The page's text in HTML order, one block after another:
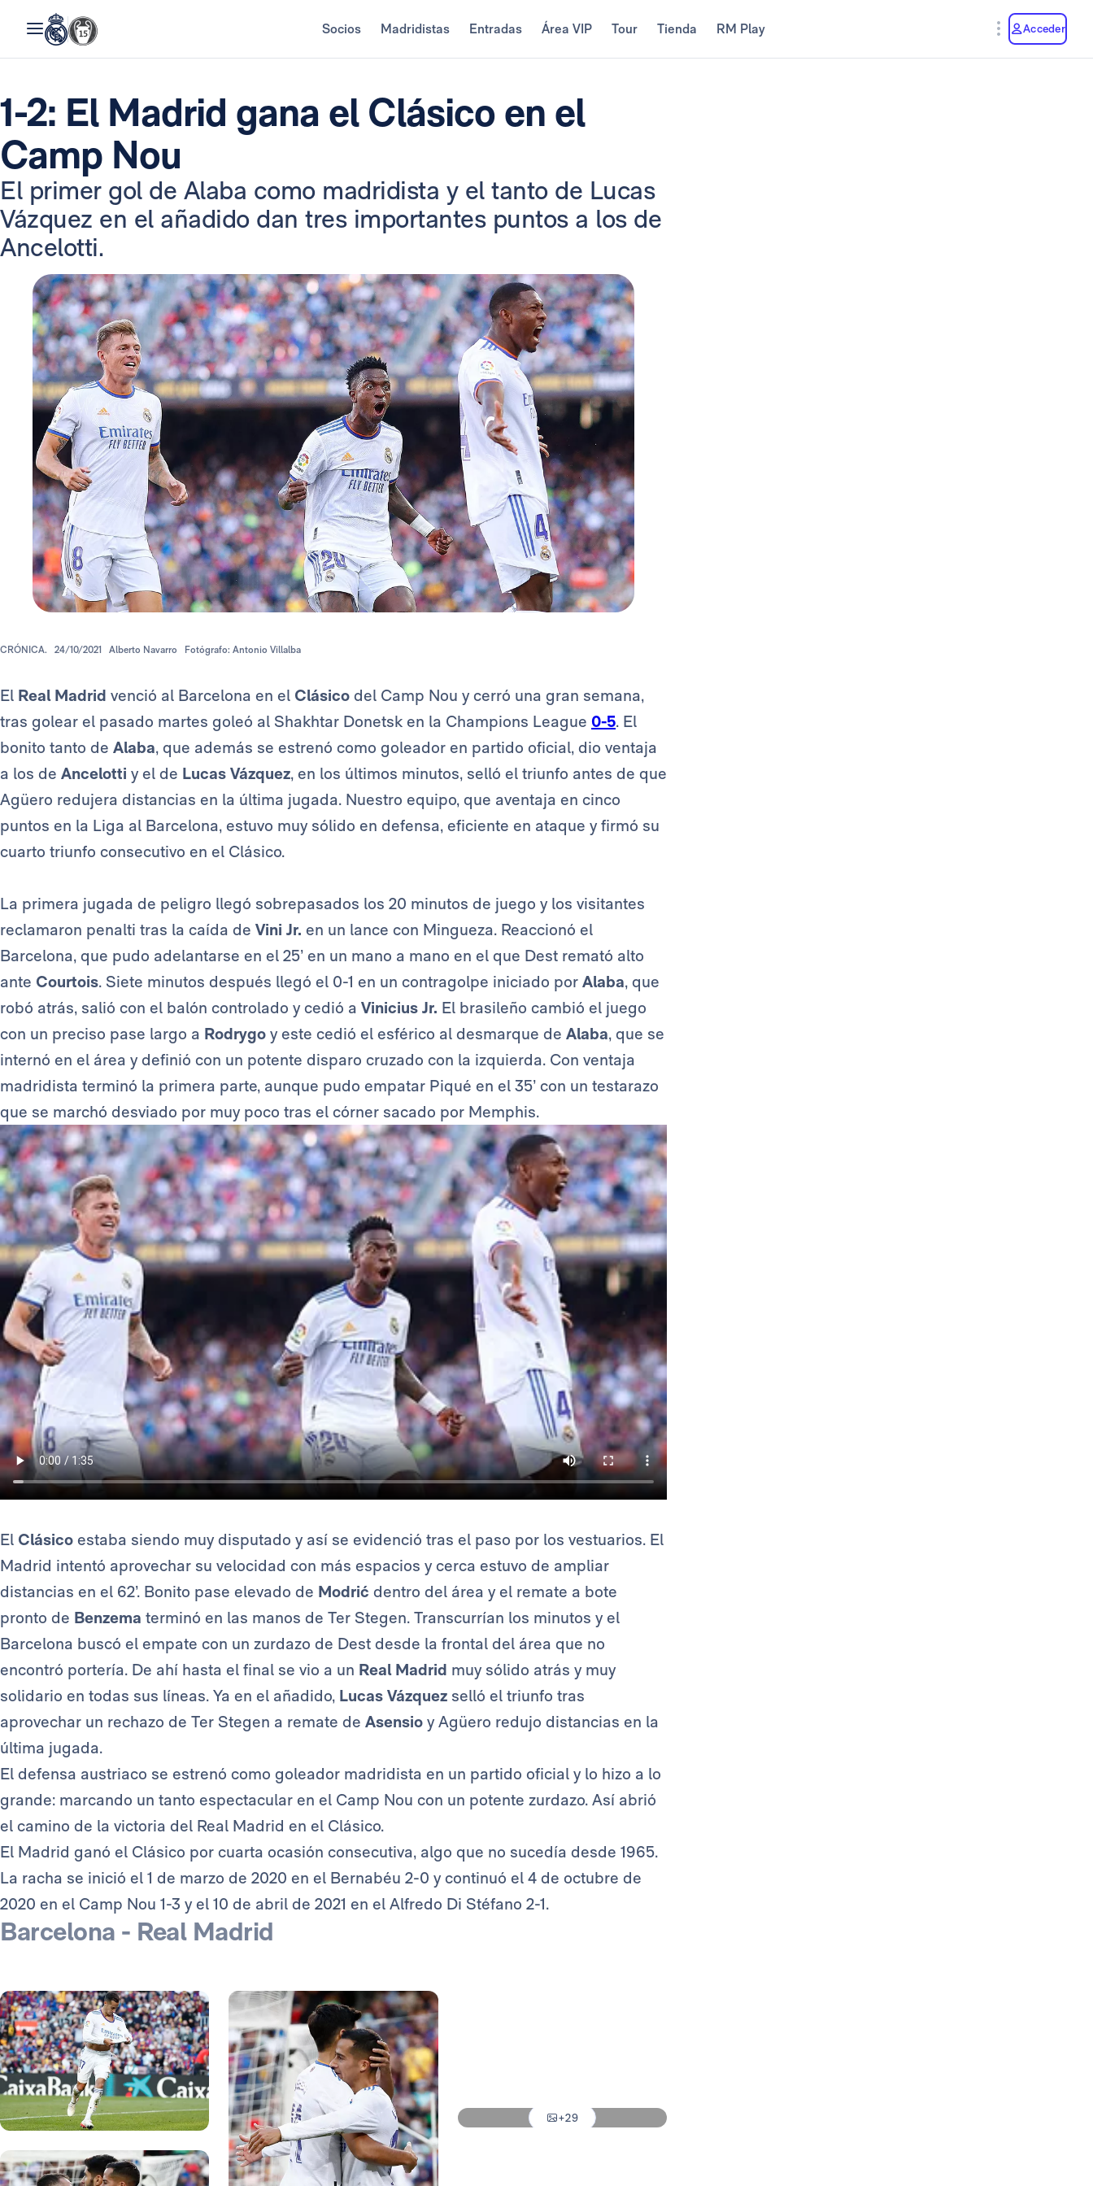
Socios Madridistas Entradas Área VIP Tour Tienda RM Play Acceder
1-2: El Madrid gana el Clásico en el
Camp Nou
El primer gol de Alaba como madridista y el tanto de Lucas
Vázquez en el añadido dan tres importantes puntos a los de
Ancelotti.
CRÓNICA. 24/10/2021 Alberto Navarro Fotógrafo: Antonio Villalba
El Real Madrid venció al Barcelona en el Clásico del Camp Nou y cerró una gran semana,
tras golear el pasado martes goleó al Shakhtar Donetsk en la Champions League 0-5. El
bonito tanto de Alaba, que además se estrenó como goleador en partido oficial, dio ventaja
a los de Ancelotti y el de Lucas Vázquez, en los últimos minutos, selló el triunfo antes de que
Agüero redujera distancias en la última jugada. Nuestro equipo, que aventaja en cinco
puntos en la Liga al Barcelona, estuvo muy sólido en defensa, eficiente en ataque y firmó su
cuarto triunfo consecutivo en el Clásico.
La primera jugada de peligro llegó sobrepasados los 20 minutos de juego y los visitantes
reclamaron penalti tras la caída de Vini Jr. en un lance con Mingueza. Reaccionó el
Barcelona, que pudo adelantarse en el 25’ en un mano a mano en el que Dest remató alto
ante Courtois. Siete minutos después llegó el 0-1 en un contragolpe iniciado por Alaba, que
robó atrás, salió con el balón controlado y cedió a Vinicius Jr. El brasileño cambió el juego
con un preciso pase largo a Rodrygo y este cedió el esférico al desmarque de Alaba, que se
internó en el área y definió con un potente disparo cruzado con la izquierda. Con ventaja
madridista terminó la primera parte, aunque pudo empatar Piqué en el 35’ con un testarazo
que se marchó desviado por muy poco tras el córner sacado por Memphis.
El Clásico estaba siendo muy disputado y así se evidenció tras el paso por los vestuarios. El
Madrid intentó aprovechar su velocidad con más espacios y cerca estuvo de ampliar
distancias en el 62’. Bonito pase elevado de Modrić dentro del área y el remate a bote
pronto de Benzema terminó en las manos de Ter Stegen. Transcurrían los minutos y el
Barcelona buscó el empate con un zurdazo de Dest desde la frontal del área que no
encontró portería. De ahí hasta el final se vio a un Real Madrid muy sólido atrás y muy
solidario en todas sus líneas. Ya en el añadido, Lucas Vázquez selló el triunfo tras
aprovechar un rechazo de Ter Stegen a remate de Asensio y Agüero redujo distancias en la
última jugada.
El defensa austriaco se estrenó como goleador madridista en un partido oficial y lo hizo a lo
grande: marcando un tanto espectacular en el Camp Nou con un potente zurdazo. Así abrió
el camino de la victoria del Real Madrid en el Clásico.
El Madrid ganó el Clásico por cuarta ocasión consecutiva, algo que no sucedía desde 1965.
La racha se inició el 1 de marzo de 2020 en el Bernabéu 2-0 y continuó el 4 de octubre de
2020 en el Camp Nou 1-3 y el 10 de abril de 2021 en el Alfredo Di Stéfano 2-1.
Barcelona - Real Madrid
+29